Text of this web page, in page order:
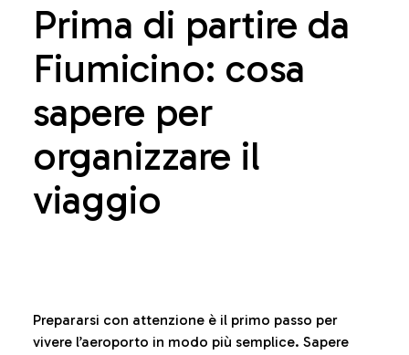
Prima di partire da
Fiumicino: cosa
sapere per
organizzare il
viaggio
Prepararsi con attenzione è il primo passo per
vivere l’aeroporto in modo più semplice. Sapere